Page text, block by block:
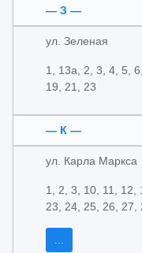
— З —
ул. Зеленая
1, 13а, 2, 3, 4, 5,
19, 21, 23
— К —
ул. Карла Маркса
1, 2, 3, 10, 11, 12,
23, 24, 25, 26, 27,
...